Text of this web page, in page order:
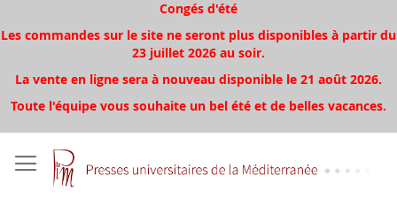
Congés d'été
Les commandes sur le site ne seront plus disponibles à partir du
23 juillet 2026 au soir.
La vente en ligne sera à nouveau disponible le 21 août 2026.
Toute l'équipe vous souhaite un bel été et de belles vacances.